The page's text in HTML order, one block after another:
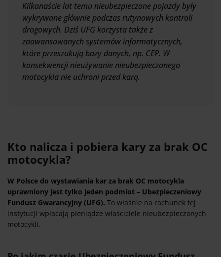
Kilkanaście lat temu nieubezpieczone pojazdy były
wykrywane głównie podczas rutynowych kontroli
drogowych. Dziś UFG korzysta także z
zaawansowanych systemów informatycznych,
które przeszukują bazy danych, np. CEP. W
konsekwencji nieużywanie nieubezpieczonego
motocykla nie uchroni przed karą.
Kto nalicza i pobiera kary za brak OC
motocykla?
W Polsce do wystawiania kar za brak OC motocykla
uprawniony jest tylko jeden podmiot – Ubezpieczeniowy
Fundusz Gwarancyjny (UFG). To właśnie na rachunek tej
instytucji wpłacają pieniądze właściciele nieubezpieczonych
motocykli.